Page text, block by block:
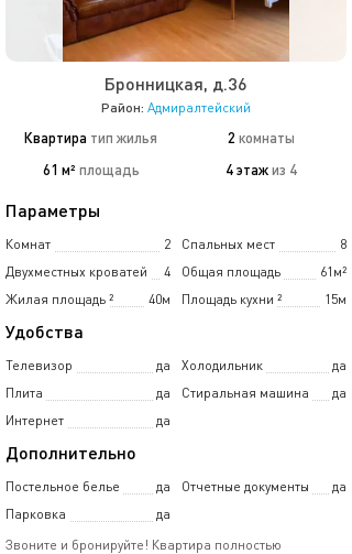
Бронницкая, д.36
Район: Адмиралтейский
Квартира тип жилья 2 комнаты
61 м² площадь 4 этажиз 4
Параметры
Комнат 2 Спальных мест
8
Двухместных кроватей
4 Общая площадь
61м²
Жилая площадь
40м
² Площадь кухни 15м
²
Удобства
Телевизор да Холодильник
да
Плита
да Стиральная машина
да
Интернет
да
Дополнительно
Постельное белье да Отчетные документы
да
Парковка
да
Звoните и бронируйте! Квартира полностью